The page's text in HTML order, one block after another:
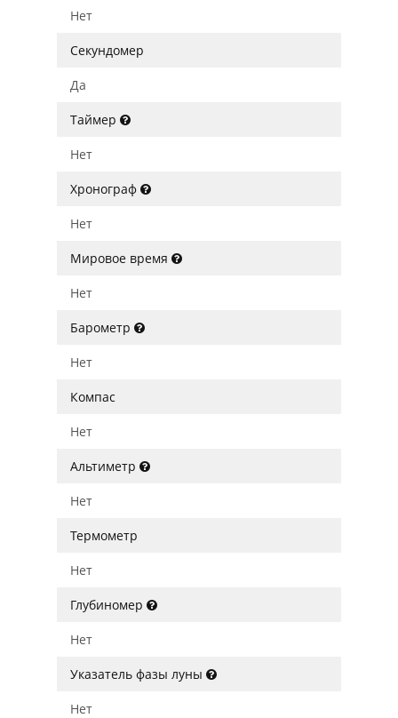
Нет
Секундомер
Да
Таймер
Нет
Хронограф
Нет
Мировое время
Нет
Барометр
Нет
Компас
Нет
Альтиметр
Нет
Термометр
Нет
Глубиномер
Нет
Указатель фазы луны
Нет